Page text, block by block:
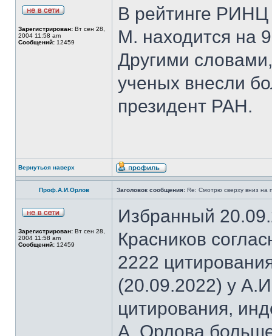
Зарегистрирован: Вт сен 28,
2004 11:58 am
Сообщений: 12459
В рейтинге РИНЦ
М. находится на
Другими
ученых внесли
президент РАН.
Вернуться наверх
Проф.А.И.Орлов Заголовок сообщения: Re: Смотрю сверху вниз на
Зарегистрирован: Вт сен 28,
2004 11:58 am
Сообщений: 12459
Избранный
Красников
2222
(20.09.2022) у
цитирования,
А. Орлова